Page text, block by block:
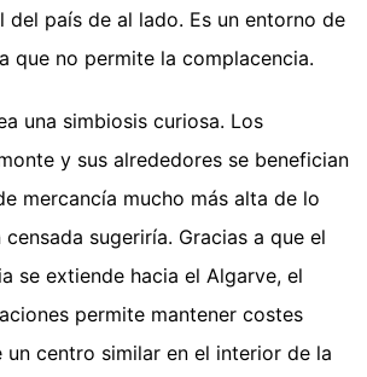
del país de al lado. Es un entorno de
que no permite la complacencia.
una simbiosis curiosa. Los
y sus alrededores se benefician
mercancía mucho más alta de lo
sugeriría. Gracias a que el
se extiende hacia el Algarve, el
permite mantener costes
un centro similar en el interior de la